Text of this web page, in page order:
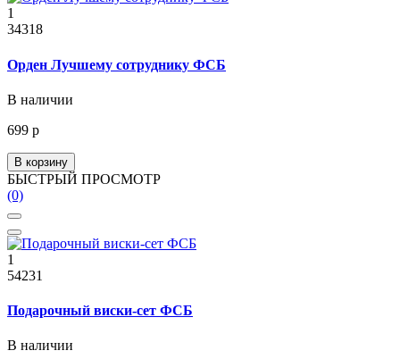
1
34318
Орден Лучшему сотруднику ФСБ
В наличии
699 р
В корзину
БЫСТРЫЙ ПРОСМОТР
(0)
1
54231
Подарочный виски-сет ФСБ
В наличии